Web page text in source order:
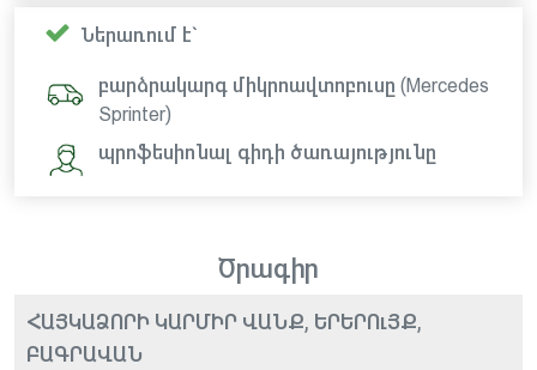
Ներառում է`
բարձրակարգ միկրոավտոբուսը (Mercedes
Sprinter)
պրոֆեսիոնալ գիդի ծառայությունը
Ծրագիր
ՀԱՅԿԱՁՈՐԻ ԿԱՐՄԻՐ ՎԱՆՔ, ԵՐԵՐՈւՅՔ,
ԲԱԳՐԱՎԱՆ